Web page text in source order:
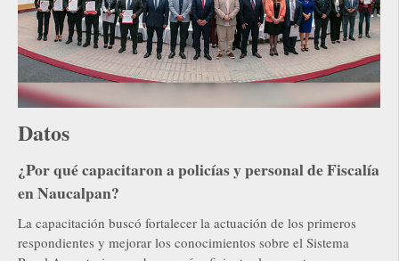
Datos
¿Por qué capacitaron a policías y personal de Fiscalía
en Naucalpan?
La capacitación buscó fortalecer la actuación de los primeros
respondientes y mejorar los conocimientos sobre el Sistema